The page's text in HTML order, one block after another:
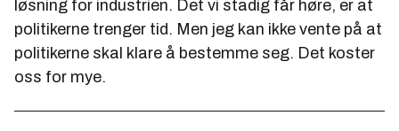
løsning for industrien. Det vi stadig får høre, er at
politikerne trenger tid. Men jeg kan ikke vente på at
politikerne skal klare å bestemme seg. Det koster
oss for mye.